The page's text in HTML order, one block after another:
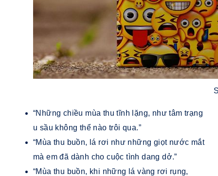
“Những chiều mùa thu tĩnh lặng, như tâm trạng
u sầu không thể nào trôi qua.”
“Mùa thu buồn, lá rơi như những giọt nước mắt
mà em đã dành cho cuộc tình dang dở.”
“Mùa thu buồn, khi những lá vàng rơi rụng,